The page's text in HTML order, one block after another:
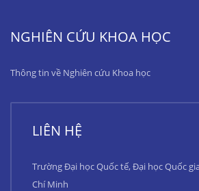
NGHIÊN CỨU KHOA HỌC
Thông tin về Nghiên cứu Khoa học
LIÊN HỆ
Trường Đại học Quốc tế, Đại học Quốc
Chí Minh